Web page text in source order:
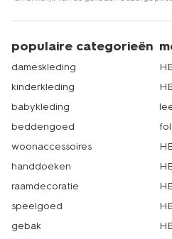
HEMA heeft meer dan 500
dus altijd een HEMA-winkel
je verschillende soorten
maanden. Bovendien vind je
babyspullen. Denk aan
babykleding, zoals
van hoge kwaliteit. Dat is echt
populaire categorieën
dameskleding
kinderkleding
babykleding
beddengoed
woonaccessoires
handdoeken
raamdecoratie
speelgoed
gebak